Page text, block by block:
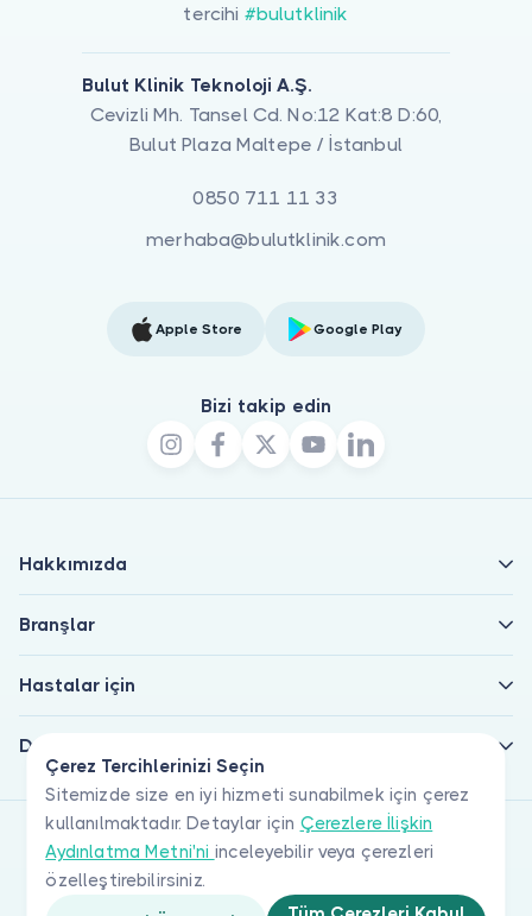
Çerez Tercihlerinizi Seçin
Sitemizde size en iyi hizmeti sunabilmek için çerez
kullanılmaktadır. Detaylar için Çerezlere İlişkin
Aydınlatma Metni'ni inceleyebilir veya çerezleri
özelleştirebilirsiniz.
tercihi #bulutklinik
Bulut Klinik Teknoloji A.Ş.
Cevizli Mh. Tansel Cd. No:12 Kat:8 D:60,
Bulut Plaza Maltepe / İstanbul
0850 711 11 33
merhaba@bulutklinik.com
Apple Store Google Play
Bizi takip edin
Hakkımızda
Branşlar
Hastalar için
Doktorlar için